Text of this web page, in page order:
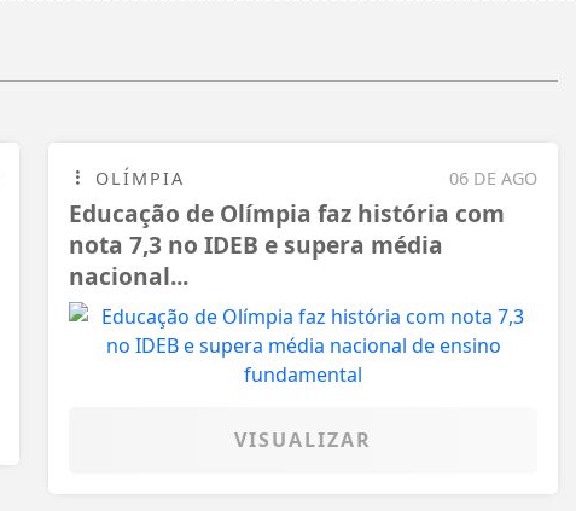
06 DE AGO
OLÍMPIA
Educação de Olímpia faz história com
nota 7,3 no IDEB e supera média
nacional...
VISUALIZAR